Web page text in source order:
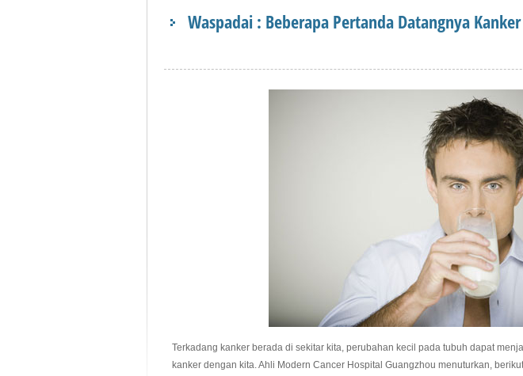
Waspadai : Beberapa Pertanda Datangnya Kanker
Terkadang kanker berada di sekitar kita, perubahan kecil pada tubuh dapat
kanker dengan kita. Ahli Modern Cancer Hospital Guangzhou menuturkan,